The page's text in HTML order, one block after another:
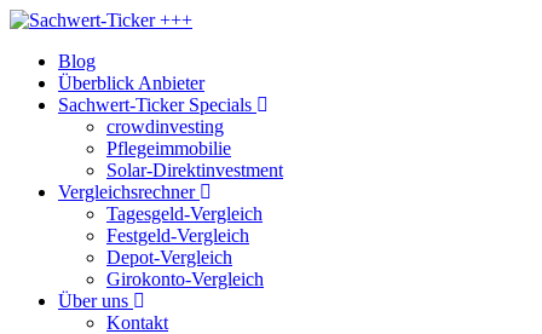
Blog
Überblick Anbieter
Sachwert-Ticker Specials
crowdinvesting
Pflegeimmobilie
Solar-Direktinvestment
Vergleichsrechner
Tagesgeld-Vergleich
Festgeld-Vergleich
Depot-Vergleich
Girokonto-Vergleich
Über uns
Kontakt